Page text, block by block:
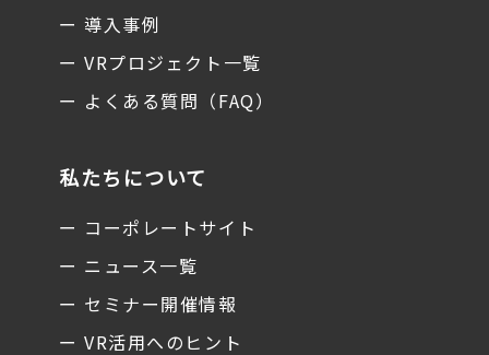
ー 導入事例
ー VRプロジェクト一覧
ー よくある質問（FAQ）
私たちについて
ー コーポレートサイト
ー ニュース一覧
ー セミナー開催情報
ー VR活用へのヒント